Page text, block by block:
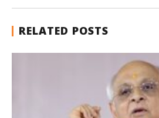
RELATED POSTS